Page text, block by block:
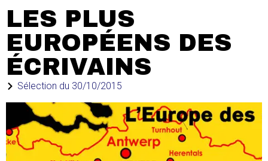
LES PLUS
EUROPÉENS DES
ÉCRIVAINS
Sélection du 30/10/2015